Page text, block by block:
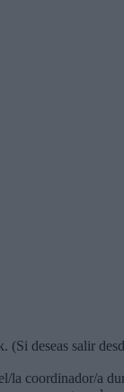
deseas salir
la coordinador/a